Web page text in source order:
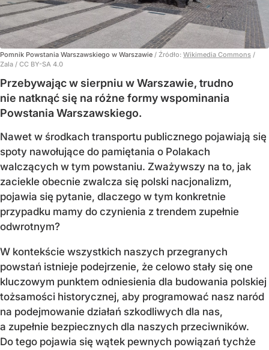
Pomnik Powstania Warszawskiego w Warszawie / Źródło: Wikimedia Commons /
Zala / CC BY-SA 4.0
Przebywając w sierpniu w Warszawie, trudno
nie natknąć się na różne formy wspominania
Powstania Warszawskiego.
Nawet w środkach transportu publicznego pojawiają się
spoty nawołujące do pamiętania o Polakach
walczących w tym powstaniu. Zważywszy na to, jak
zaciekle obecnie zwalcza się polski nacjonalizm,
pojawia się pytanie, dlaczego w tym konkretnie
przypadku mamy do czynienia z trendem zupełnie
odwrotnym?
W kontekście wszystkich naszych przegranych
powstań istnieje podejrzenie, że celowo stały się one
kluczowym punktem odniesienia dla budowania polskiej
tożsamości historycznej, aby programować nasz naród
na podejmowanie działań szkodliwych dla nas,
a zupełnie bezpiecznych dla naszych przeciwników.
Do tego pojawia się wątek pewnych powiązań tychże